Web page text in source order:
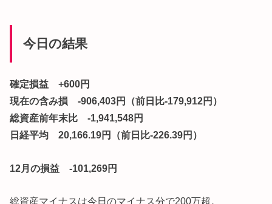
今日の結果
確定損益 +600円
現在の含み損 -906,403円（前日比-179,912円）
総資産前年末比 -1,941,548円
日経平均 20,166.19円（前日比-226.39円）
12月の損益 -101,269円
総資産マイナスは今日のマイナス分で200万超。